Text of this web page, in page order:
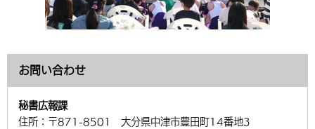
お問い合わせ
秘書広報課
住所： 〒871-8501 大分県中津市豊田町14番地3